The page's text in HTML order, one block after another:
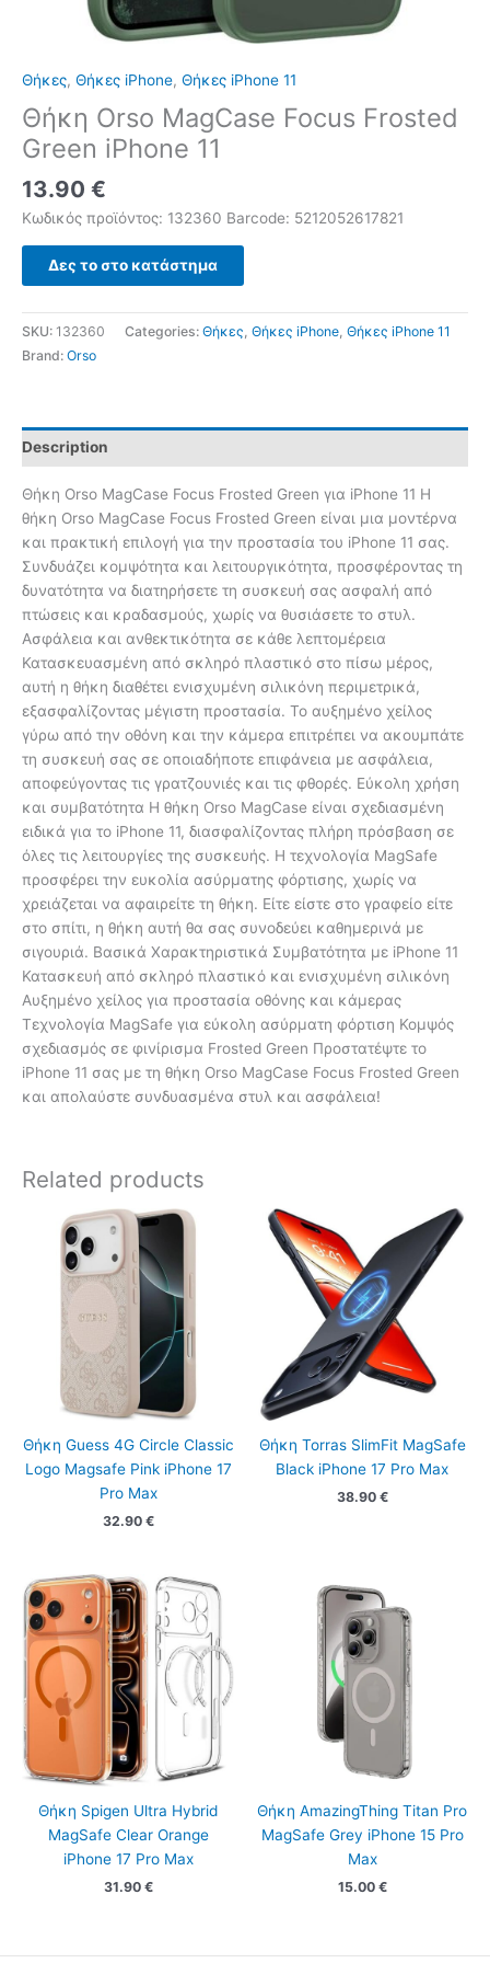
Θήκες, Θήκες iPhone, Θήκες iPhone 11
Θήκη Orso MagCase Focus Frosted
Green iPhone 11
13.90 €
Κωδικός προϊόντος: 132360 Barcode: 5212052617821
Δες το στο κατάστημα
SKU: 132360 Categories: Θήκες Θήκες iPhone Θήκες iPhone 11
Brand: Orso
Description
Θήκη Orso MagCase Focus Frosted Green για iPhone 11 Η
θήκη Orso MagCase Focus Frosted Green είναι μια μοντέρνα
και πρακτική επιλογή για την προστασία του iPhone 11 σας.
Συνδυάζει κομψότητα και λειτουργικότητα, προσφέροντας τη
δυνατότητα να διατηρήσετε τη συσκευή σας ασφαλή από
πτώσεις και κραδασμούς, χωρίς να θυσιάσετε το στυλ.
Ασφάλεια και ανθεκτικότητα σε κάθε λεπτομέρεια
Κατασκευασμένη από σκληρό πλαστικό στο πίσω μέρος,
αυτή η θήκη διαθέτει ενισχυμένη σιλικόνη περιμετρικά,
εξασφαλίζοντας μέγιστη προστασία. Το αυξημένο χείλος
γύρω από την οθόνη και την κάμερα επιτρέπει να ακουμπάτε
τη συσκευή σας σε οποιαδήποτε επιφάνεια με ασφάλεια,
αποφεύγοντας τις γρατζουνιές και τις φθορές. Εύκολη χρήση
και συμβατότητα Η θήκη Orso MagCase είναι σχεδιασμένη
ειδικά για το iPhone 11, διασφαλίζοντας πλήρη πρόσβαση σε
όλες τις λειτουργίες της συσκευής. Η τεχνολογία MagSafe
προσφέρει την ευκολία ασύρματης φόρτισης, χωρίς να
χρειάζεται να αφαιρείτε τη θήκη. Είτε είστε στο γραφείο είτε
στο σπίτι, η θήκη αυτή θα σας συνοδεύει καθημερινά με
σιγουριά. Βασικά Χαρακτηριστικά Συμβατότητα με iPhone 11
Κατασκευή από σκληρό πλαστικό και ενισχυμένη σιλικόνη
Αυξημένο χείλος για προστασία οθόνης και κάμερας
Τεχνολογία MagSafe για εύκολη ασύρματη φόρτιση Κομψός
σχεδιασμός σε φινίρισμα Frosted Green Προστατέψτε το
iPhone 11 σας με τη θήκη Orso MagCase Focus Frosted Green
και απολαύστε συνδυασμένα στυλ και ασφάλεια!
Related products
Θήκη Guess 4G Circle Classic
Logo Magsafe Pink iPhone 17
Pro Max
32.90 €
Θήκη Torras SlimFit MagSafe
Black iPhone 17 Pro Max
38.90 €
Θήκη Spigen Ultra Hybrid
MagSafe Clear Orange
iPhone 17 Pro Max
31.90 €
Θήκη AmazingThing Titan Pro
MagSafe Grey iPhone 15 Pro
Max
15.00 €